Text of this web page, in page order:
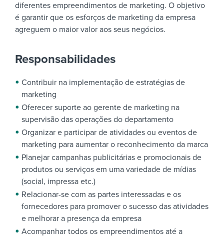
diferentes empreendimentos de marketing. O objetivo
é garantir que os esforços de marketing da empresa
agreguem o maior valor aos seus negócios.
Responsabilidades
Contribuir na implementação de estratégias de
marketing
Oferecer suporte ao gerente de marketing na
supervisão das operações do departamento
Organizar e participar de atividades ou eventos de
marketing para aumentar o reconhecimento da marca
Planejar campanhas publicitárias e promocionais de
produtos ou serviços em uma variedade de mídias
(social, impressa etc.)
Relacionar-se com as partes interessadas e os
fornecedores para promover o sucesso das atividades
e melhorar a presença da empresa
Acompanhar todos os empreendimentos até a